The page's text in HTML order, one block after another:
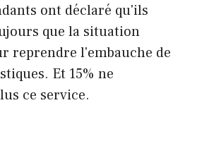
ont déclaré qu'ils
que la situation
reprendre l'embauche de
Et 15% ne
ce service.